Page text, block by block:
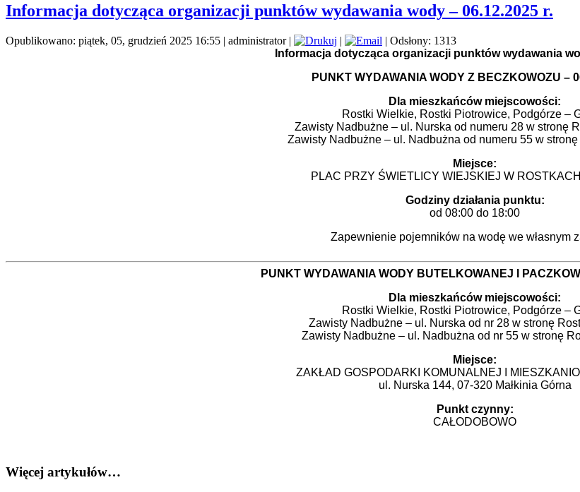
Informacja dotycząca organizacji punktów wydawania wody – 06.12.2025 r.
Opublikowano: piątek, 05, grudzień 2025 16:55 | administrator| |
| Odsłony: 1313
Informacja dotycząca organizacji punktów wydawania
PUNKT WYDAWANIA WODY Z BECZKOWOZU –
Dla mieszkańców miejscowości:
Rostki Wielkie, Rostki Piotrowice, Podgórze –
Zawisty Nadbużne – ul. Nurska od numeru 28 w stronę
Zawisty Nadbużne – ul. Nadbużna od numeru 55 w
Miejsce:
PLAC PRZY ŚWIETLICY WIEJSKIEJ W
Godziny działania punktu:
od 08:00 do 18:00
Zapewnienie pojemników na wodę we własnym
PUNKT WYDAWANIA WODY BUTELKOWANEJ I
Dla mieszkańców miejscowości:
Rostki Wielkie, Rostki Piotrowice, Podgórze –
Zawisty Nadbużne – ul. Nurska od nr 28 w stronę
Zawisty Nadbużne – ul. Nadbużna od nr 55 w stronę
Miejsce:
ZAKŁAD GOSPODARKI KOMUNALNEJ I
ul. Nurska 144, 07-320 Małkinia Górna
Punkt czynny:
CAŁODOBOWO
Więcej artykułów…